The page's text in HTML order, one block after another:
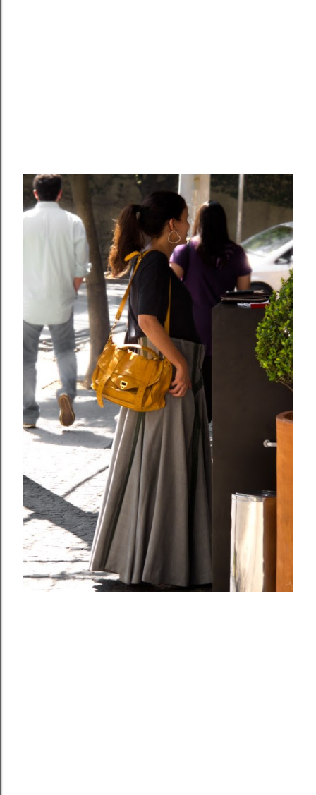
outubro 18, 2011
ME AJUDEM !
Compartilhar 6 comentários